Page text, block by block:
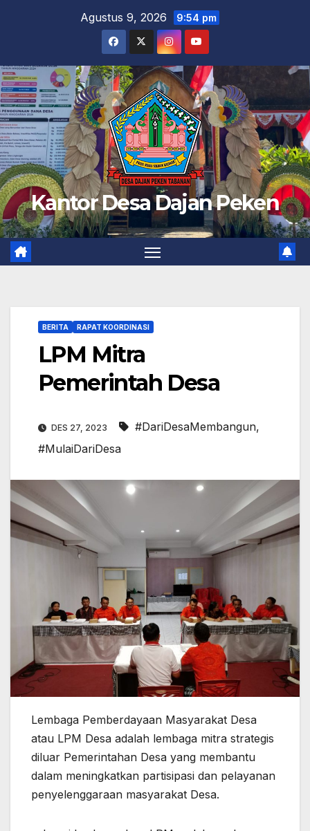
Agustus 9, 2026 9:54 pm
Kantor Desa Dajan Peken
BERITA RAPAT KOORDINASI
LPM Mitra
Pemerintah Desa
DES 27, 2023 #DariDesaMembangun,
#MulaiDariDesa
Lembaga Pemberdayaan Masyarakat Desa
atau LPM Desa adalah lembaga mitra strategis
diluar Pemerintahan Desa yang membantu
dalam meningkatkan partisipasi dan pelayanan
penyelenggaraan masyarakat Desa.